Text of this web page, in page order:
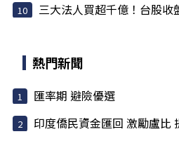
三大法人買超千億！台股收
熱門新聞
匯率期 避險優選
印度僑民資金匯回 激勵盧比